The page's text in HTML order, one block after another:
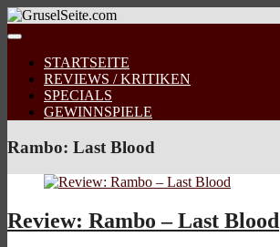
STARTSEITE
REVIEWS / KRITIKEN
SPECIALS
GEWINNSPIELE
Rambo: Last Blood
Review: Rambo – Last Blood